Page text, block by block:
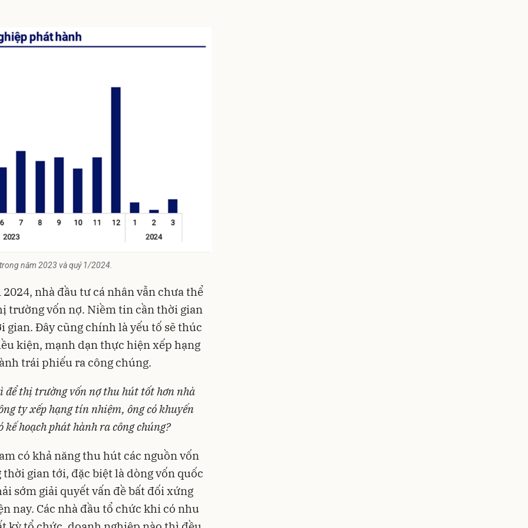
năm 2023 và quý 1/2024.
nhà đầu tư cá nhân vẫn chưa thể
trường vốn nợ. Niềm tin cần thời gian
gian. Đây cũng chính là yếu tố sẽ thúc
kiện, mạnh dạn thực hiệnxếp hạng
trái phiếu ra công chúng.
để thị trường vốn nợ thu hút tốt hơn nhà
ty xếp hạng tín nhiệm, ông có khuyến
hoạch phát hành ra công chúng?
có khả năng thu hút các nguồn vốn
gian tới, đặc biệt là dòng vốn quốc
sớm giải quyết vấn đề bất đối xứng
nay. Các nhà đầu tổ chức khi có nhu